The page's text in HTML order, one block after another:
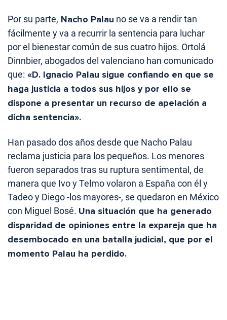
Por su parte, Nacho Palau no se va a rendir tan
fácilmente y va a recurrir la sentencia para luchar
por el bienestar común de sus cuatro hijos. Ortolá
Dinnbier, abogados del valenciano han comunicado
que: «D. Ignacio Palau sigue confiando en que se
haga justicia a todos sus hijos y por ello se
dispone a presentar un recurso de apelación a
dicha sentencia».
Han pasado dos años desde que Nacho Palau
reclama justicia para los pequeños. Los menores
fueron separados tras su ruptura sentimental, de
manera que Ivo y Telmo volaron a España con él y
Tadeo y Diego -los mayores-, se quedaron en México
con Miguel Bosé. Una situación que ha generado
disparidad de opiniones entre la expareja que ha
desembocado en una batalla judicial, que por el
momento Palau ha perdido.